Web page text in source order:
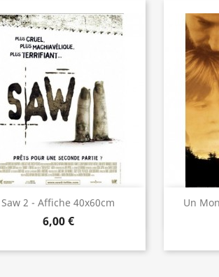
Saw 2 - Affiche 40x60cm
6,00 €
Aperçu rapide Un